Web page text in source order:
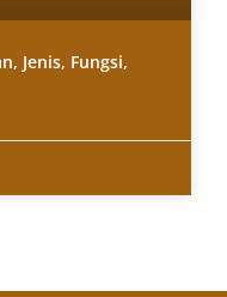
Jenis, Fungsi,